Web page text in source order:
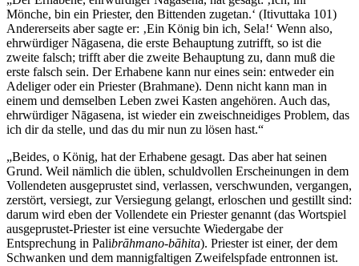
Mönche, bin ein Priester, den Bittenden zugetan.‘ (Itivuttaka 101)
Andererseits aber sagte er: ‚Ein König bin ich, Sela!‘ Wenn also,
ehrwürdiger Nāgasena, die erste Behauptung zutrifft, so ist die
zweite falsch; trifft aber die zweite Behauptung zu, dann muß die
erste falsch sein. Der Erhabene kann nur eines sein: entweder ein
Adeliger oder ein Priester (Brahmane). Denn nicht kann man in
einem und demselben Leben zwei Kasten angehören. Auch das,
ehrwürdiger Nāgasena, ist wieder ein zweischneidiges Problem, das
ich dir da stelle, und das du mir nun zu lösen hast.“
„Beides, o König, hat der Erhabene gesagt. Das aber hat seinen
Grund. Weil nämlich die üblen, schuldvollen Erscheinungen in dem
Vollendeten ausgeprustet sind, verlassen, verschwunden, vergangen,
zerstört, versiegt, zur Versiegung gelangt, erloschen und gestillt sind:
darum wird eben der Vollendete ein Priester genannt (das Wortspiel
ausgeprustet-Priester ist eine versuchte Wiedergabe der
Entsprechung in Palibrāhmano-bāhita). Priester ist einer, der dem
Schwanken und dem mannigfaltigen Zweifelspfade entronnen ist.